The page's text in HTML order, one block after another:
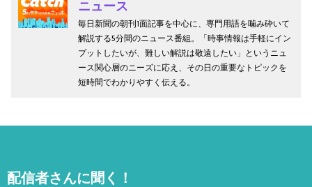
ニュース
毎日新聞の朝刊1面記事を中心に、専門用語を噛み砕いて
解説する5分間のニュース番組。「時事情報は手軽にイン
プットしたいが、難しい解説は敬遠したい」というニュ
ース関心層のニーズに応え、その日の重要なトピックを
短時間でわかりやすく伝える。
配信者さんに聞く！